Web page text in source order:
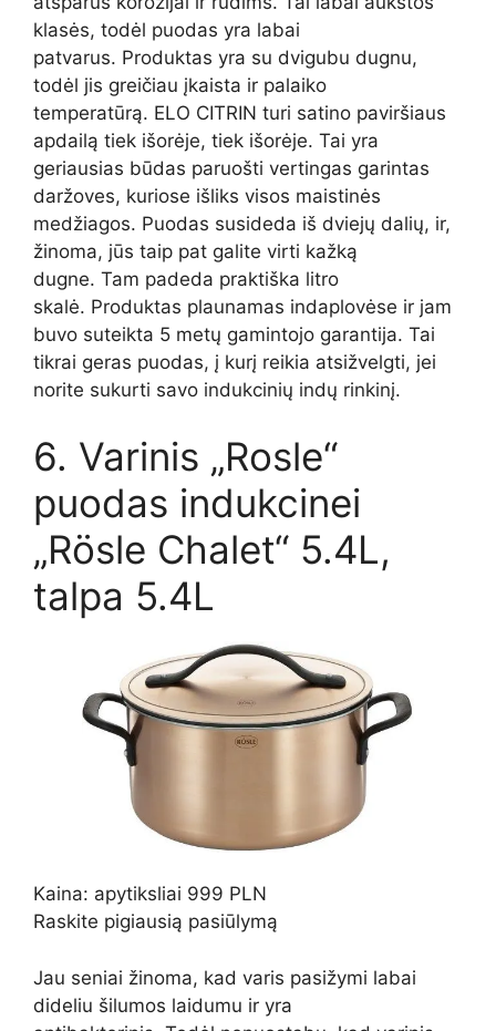
klasės, todėl puodas yra labai
patvarus. Produktas yra su dvigubu dugnu,
todėl jis greičiau įkaista ir palaiko
temperatūrą. ELO CITRIN turi satino paviršiaus
apdailą tiek išorėje, tiek išorėje. Tai yra
geriausias būdas paruošti vertingas garintas
daržoves, kuriose išliks visos maistinės
medžiagos. Puodas susideda iš dviejų dalių, ir,
žinoma, jūs taip pat galite virti kažką
dugne. Tam padeda praktiška litro
skalė. Produktas plaunamas indaplovėse ir jam
buvo suteikta 5 metų gamintojo garantija. Tai
tikrai geras puodas, į kurį reikia atsižvelgti, jei
norite sukurti savo indukcinių indų rinkinį.
6. Varinis „Rosle“
puodas indukcinei
„Rösle Chalet“ 5.4L,
talpa 5.4L
Kaina: apytiksliai 999 PLN
Raskite pigiausią pasiūlymą
Jau seniai žinoma, kad varis pasižymi labai
dideliu šilumos laidumu ir yra